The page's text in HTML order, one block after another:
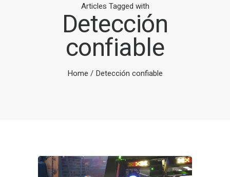
Articles Tagged with
Detección
confiable
Home / Detección confiable